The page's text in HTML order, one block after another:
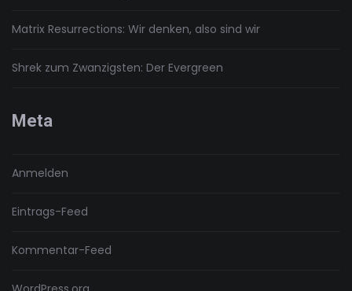
Matrix Resurrections: Wir denken, also sind wir
Shrek zum Zwanzigsten: Der Evergreen
Meta
Anmelden
Eintrags-Feed
Kommentar-Feed